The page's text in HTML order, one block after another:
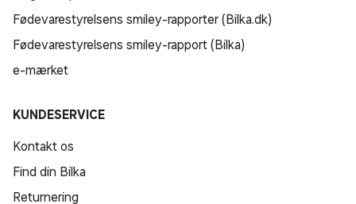
Handelsbetingelser
SHOPPING INSPIRATION
Download Bilka Plus app
Gavekort
Fastelavn
Black Friday